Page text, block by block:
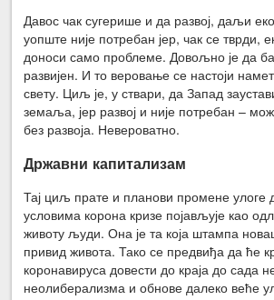
Давос чак сугерише и да развој, даљи
уопште није потребан јер, чак се тврди,
доноси само проблеме. Довољно је да
развијен. И то веровање се настоји
свету. Циљ је, у ствари, да Запад
земаља, јер развој и није потребан –
без развоја. Невероватно.
Државни капитализам
Тај циљ прате и планови промене улоге
условима корона кризе појављује као
животу људи. Она је та која штампа
привид живота. Тако се предвиђа да ће
коронавируса довести до краја до сада
неолиберализма и обнове далеко веће